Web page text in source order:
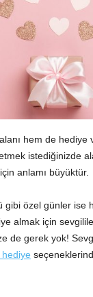
hem de hediye
istediğinizde
anlamı büyüktür.
gibi özel günler ise
almak için
de gerek yok!
hediye